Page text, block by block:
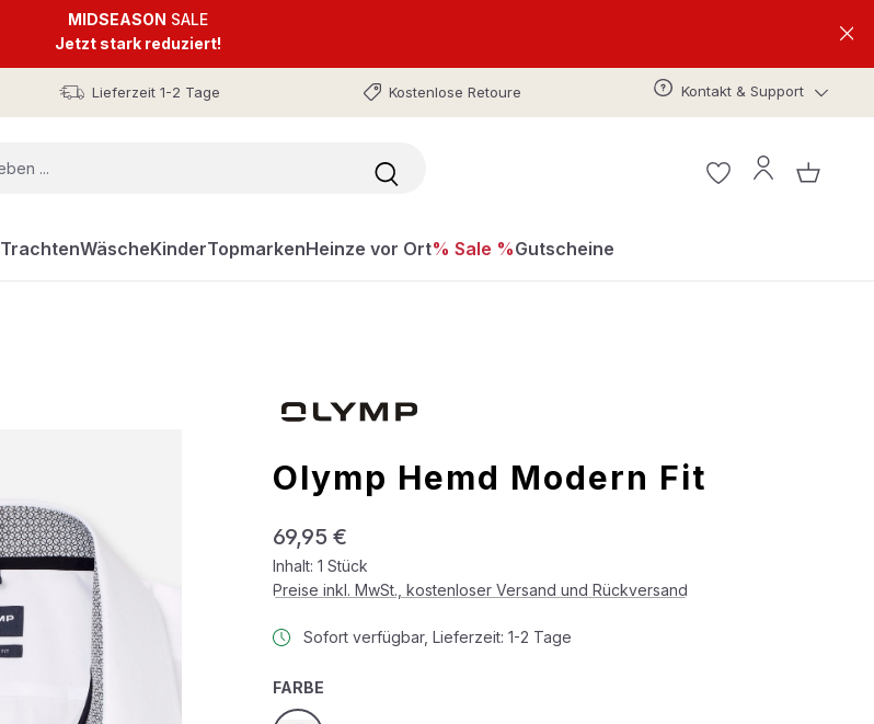
MIDSEASON SALE
Jetzt stark reduziert!
Lieferzeit 1-2 Tage Kostenlose Retoure Kontakt & Support
TrachtenWäscheKinderTopmarkenHeinze vor Ort% Sale %Gutscheine
Olymp Hemd Modern Fit
Regulärer Preis:
69,95 €
Inhalt: 1 Stück
Preise inkl. MwSt., kostenloser Versand und Rückversand
Sofort verfügbar, Lieferzeit: 1-2 Tage
FARBEAUSWÄHLEN